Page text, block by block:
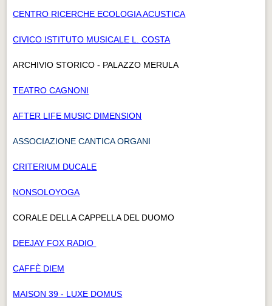
CENTRO RICERCHE ECOLOGIA ACUSTICA
CIVICO ISTITUTO MUSICALE L. COSTA
ARCHIVIO STORICO - PALAZZO MERULA
TEATRO CAGNONI
AFTER LIFE MUSIC DIMENSION
ASSOCIAZIONE CANTICA ORGANI
CRITERIUM DUCALE
NONSOLOYOGA
CORALE DELLA CAPPELLA DEL DUOMO
DEEJAY FOX RADIO
CAFFÈ DIEM
MAISON 39 - LUXE DOMUS